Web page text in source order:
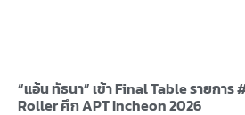
“แอ้น ทัธนา” เข้า Final Table รายการ
Roller ศึก APT Incheon 2026